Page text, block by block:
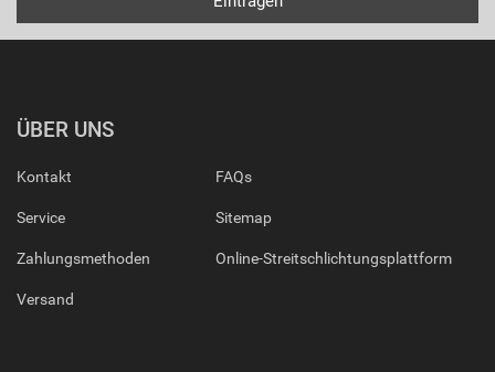
ÜBER UNS
Kontakt
Service
Zahlungsmethoden
Versand
FAQs
Sitemap
Online-Streitschlichtungsplattform